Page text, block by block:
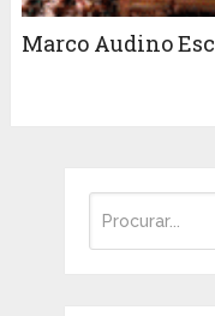
Marco Audino